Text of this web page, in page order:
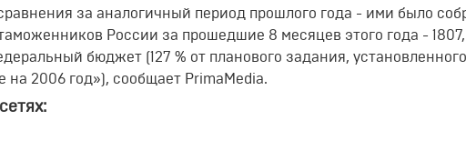
за аналогичный период прошлого года - ими было
России за прошедшие 8 месяцев этого года -
бюджет (127 % от планового задания,
2006 год»), сообщает PrimaMedia.